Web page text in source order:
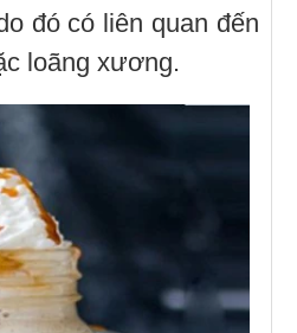
đó có liên quan đến
loãng xương.